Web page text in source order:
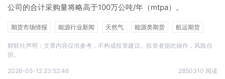
公司的合计采购量将略高于100万公吨/年（mtpa）。
期货市场情报 能源行业新闻 天然气 能源类期货 航运期货
财联社声明：文章内容仅供参考，不构成投资建议。投资者据此操作，风险自
担。
2026-05-12 23:52:46
2850310 阅读